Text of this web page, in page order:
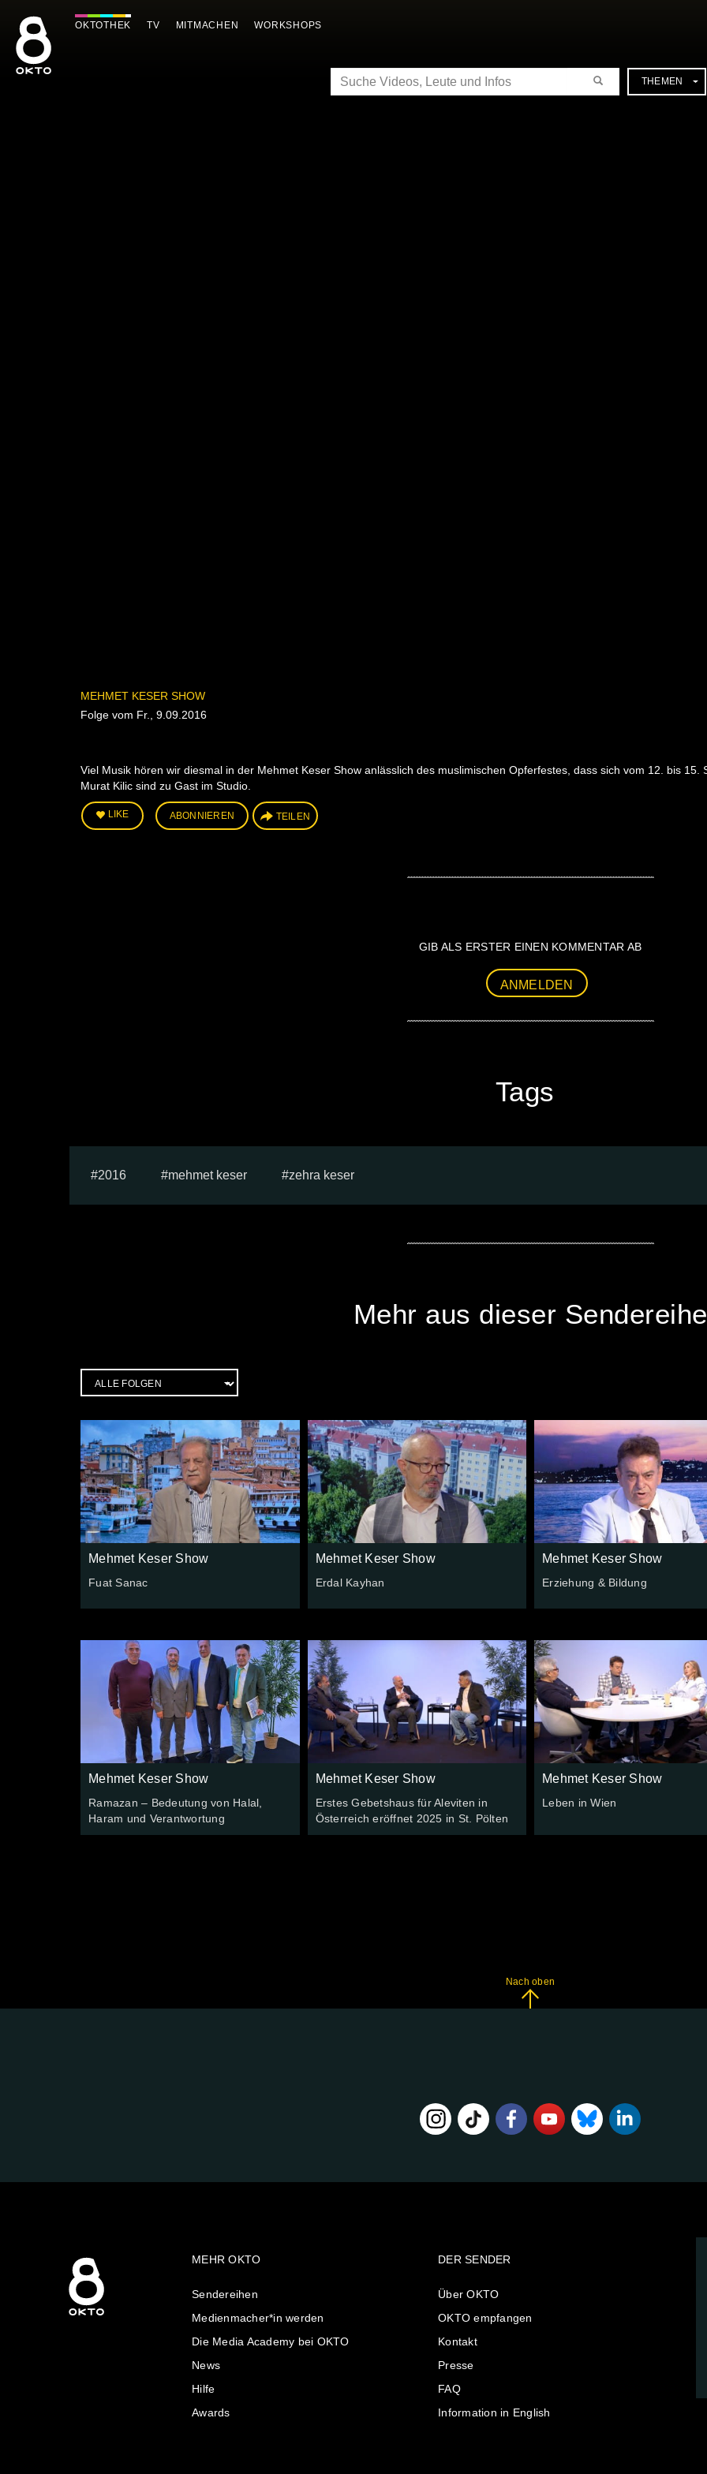
Inhalt
springen
OKTOTHEK TV MITMACHEN WORKSHOPS
SUCHE THEMEN
MEHMET KESER SHOW
Folge vom Fr., 9.09.2016
Viel Musik hören wir diesmal in der Mehmet Keser Show anlässlich des muslimischen Opferfestes, dass sich vom 12. bis
Murat Kilic sind zu Gast im Studio.
LIKE ABONNIEREN TEILEN
GIB ALS ERSTER EINEN KOMMENTAR AB
ANMELDEN
Tags
2016 mehmet keser zehra keser
Mehr aus dieser Sendereihe
Mehmet Keser Show
Fuat Sanac
Mehmet Keser Show
Erdal Kayhan
Mehmet Keser Show
Erziehung & Bildung
Mehmet Keser Show
Ramazan – Bedeutung von Halal,
Haram und Verantwortung
Mehmet Keser Show
Erstes Gebetshaus für Aleviten in
Österreich eröffnet 2025 in St. Pölten
Mehmet Keser Show
Leben in Wien
Nach oben
MEHR OKTO
Sendereihen
Medienmacher*in werden
Die Media Academy bei OKTO
News
Hilfe
Awards
DER SENDER
Über OKTO
OKTO empfangen
Kontakt
Presse
FAQ
Information in English